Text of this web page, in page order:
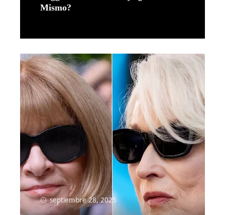
Mismo?
septiembre 28, 2025